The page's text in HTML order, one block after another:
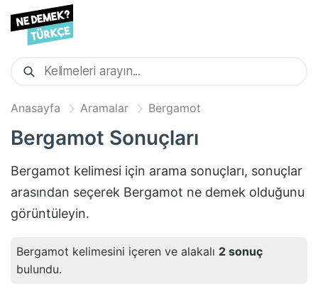
Anasayfa Aramalar Bergamot
Bergamot Sonuçları
Bergamot kelimesi için arama sonuçları, sonuçlar
arasından seçerek Bergamot ne demek olduğunu
görüntüleyin.
Bergamot kelimesini içeren ve alakalı 2 sonuç
bulundu.